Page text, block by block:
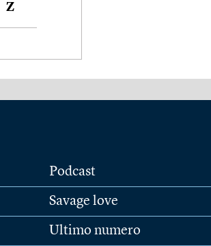
Z
Podcast
Savage love
Ultimo numero